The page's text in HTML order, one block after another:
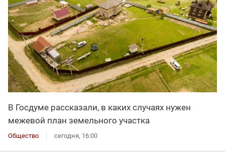
В Госдуме рассказали, в каких случаях нужен
межевой план земельного участка
Общество сегодня, 16:00